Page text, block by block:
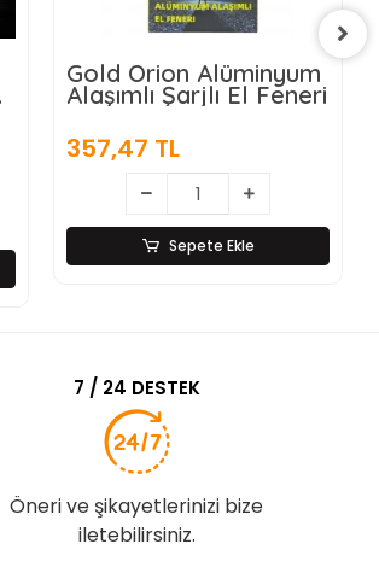
Gold Orion Alüminyum
Alaşımlı Şarjlı El Feneri
357,47 TL
Sepete Ekle
7 / 24 DESTEK
Öneri ve şikayetlerinizi bize
iletebilirsiniz.